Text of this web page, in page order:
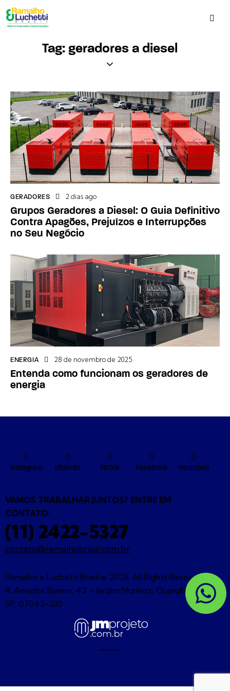
Tag: geradores a diesel
GERADORES 2 dias ago
Grupos Geradores a Diesel: O Guia Definitivo
Contra Apagões, Prejuízos e Interrupções
no Seu Negócio
ENERGIA 28 de novembro de 2025
Entenda como funcionam os geradores de
energia
Instagram Linkedin TikTok Facebook Youtube2
VAMOS TRABALHAR JUNTOS? ENTRE EM
CONTATO:
(11) 2422-5327
contato@ramalhobrasil.com.br
Ramalho e Luchetti Brasil © 2026. All Rights Reserved. |
R. Amador Bueno, 42 – Jardim Munhoz, Guarulhos –
SP, 07042-230
Desenvolvido por: